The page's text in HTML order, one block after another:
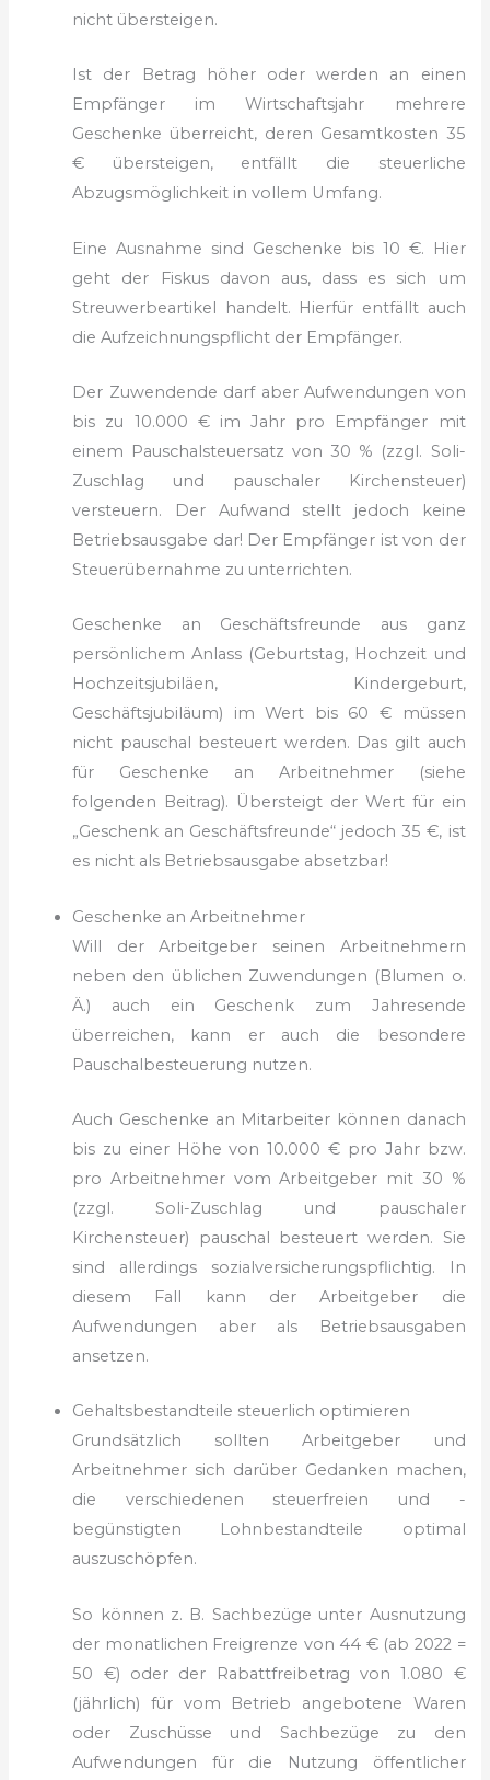
nicht übersteigen.
Ist der Betrag höher oder werden an einen
Empfänger im Wirtschaftsjahr mehrere
Geschenke überreicht, deren Gesamtkosten 35
€ übersteigen, entfällt die steuerliche
Abzugsmöglichkeit in vollem Umfang.
Eine Ausnahme sind Geschenke bis 10 €. Hier
geht der Fiskus davon aus, dass es sich um
Streuwerbeartikel handelt. Hierfür entfällt auch
die Aufzeichnungspflicht der Empfänger.
Der Zuwendende darf aber Aufwendungen von
bis zu 10.000 € im Jahr pro Empfänger mit
einem Pauschalsteuersatz von 30 % (zzgl. Soli-
Zuschlag und pauschaler Kirchensteuer)
versteuern. Der Aufwand stellt jedoch keine
Betriebsausgabe dar! Der Empfänger ist von der
Steuerübernahme zu unterrichten.
Geschenke an Geschäftsfreunde aus ganz
persönlichem Anlass (Geburtstag, Hochzeit und
Hochzeitsjubiläen, Kindergeburt,
Geschäftsjubiläum) im Wert bis 60 € müssen
nicht pauschal besteuert werden. Das gilt auch
für Geschenke an Arbeitnehmer (siehe
folgenden Beitrag). Übersteigt der Wert für ein
„Geschenk an Geschäftsfreunde“ jedoch 35 €, ist
es nicht als Betriebsausgabe absetzbar!
Geschenke an Arbeitnehmer
Will der Arbeitgeber seinen Arbeitnehmern
neben den üblichen Zuwendungen (Blumen o.
Ä.) auch ein Geschenk zum Jahresende
überreichen, kann er auch die besondere
Pauschalbesteuerung nutzen.
Auch Geschenke an Mitarbeiter können danach
bis zu einer Höhe von 10.000 € pro Jahr bzw.
pro Arbeitnehmer vom Arbeitgeber mit 30 %
(zzgl. Soli-Zuschlag und pauschaler
Kirchensteuer) pauschal besteuert werden. Sie
sind allerdings sozialversicherungspflichtig. In
diesem Fall kann der Arbeitgeber die
Aufwendungen aber als Betriebsausgaben
ansetzen.
Gehaltsbestandteile steuerlich optimieren
Grundsätzlich sollten Arbeitgeber und
Arbeitnehmer sich darüber Gedanken machen,
die verschiedenen steuerfreien und -
begünstigten Lohnbestandteile optimal
auszuschöpfen.
So können z. B. Sachbezüge unter Ausnutzung
der monatlichen Freigrenze von 44 € (ab 2022 =
50 €) oder der Rabattfreibetrag von 1.080 €
(jährlich) für vom Betrieb angebotene Waren
oder Zuschüsse und Sachbezüge zu den
Aufwendungen für die Nutzung öffentlicher